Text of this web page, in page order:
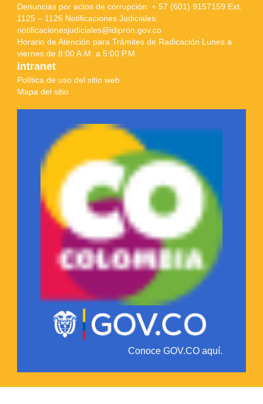
Denuncias por actos de corrupción: + 57 (601) 9157159 Ext.
1125 – 1126 Notificaciones Judiciales:
notificacionesjudiciales@idipron.gov.co
Horario de Atención para Trámites de Radicación Lunes a
viernes de 8:00 A.M. a 5:00 P.M.
intranet
Política de uso del sitio web
Mapa del sitio
Conoce GOV.CO aquí.